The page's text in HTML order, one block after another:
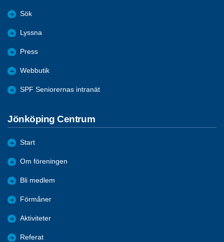
Sök
Lyssna
Press
Webbutik
SPF Seniorernas intranät
Jönköping Centrum
Start
Om föreningen
Bli medlem
Förmåner
Aktiviteter
Referat